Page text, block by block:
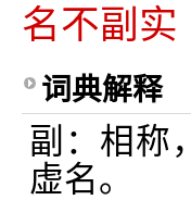
名不副实
词典解释
副：相称
虚名。